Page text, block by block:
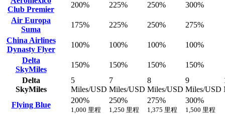
Club Premier
200% 225% 250%
300%
Air Europa
Suma
175% 225% 250%
275%
China Airlines
Dynasty Flyer
100% 100% 100%
100%
Delta
SkyMiles
150% 150% 150%
150%
Delta
SkyMiles
5
Miles/USD
7
Miles/USD
8
Miles/USD
9
Miles/USD
Flying Blue
200%
1,000 里程
250%
1,250 里程
275%
1,375 里程
300%
1,500 里程